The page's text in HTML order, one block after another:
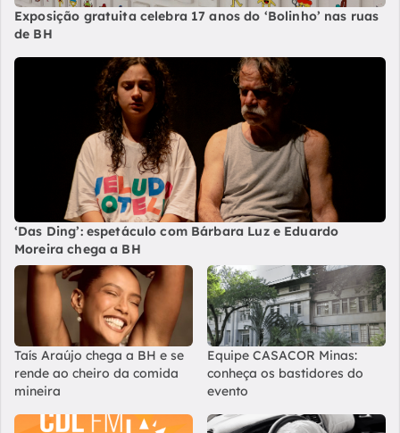
Exposição gratuita celebra 17 anos do ‘Bolinho’ nas ruas
de BH
‘Das Ding’: espetáculo com Bárbara Luz e Eduardo
Moreira chega a BH
Taís Araújo chega a BH e se
rende ao cheiro da comida
mineira
Equipe CASACOR Minas:
conheça os bastidores do
evento